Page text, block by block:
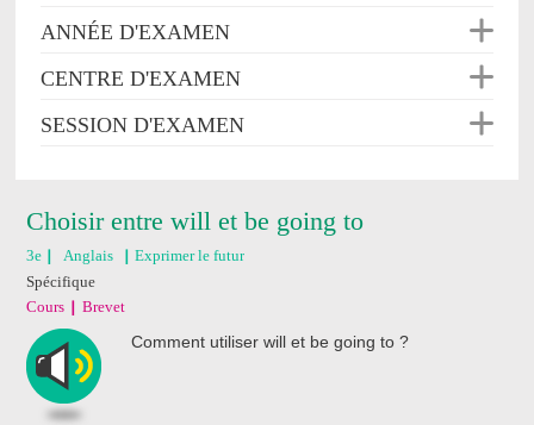
ANNÉE D'EXAMEN
CENTRE D'EXAMEN
SESSION D'EXAMEN
Choisir entre will et be going to
3e Anglais
Exprimer le futur
Spécifique
Cours
Brevet
Comment utiliser will et be going to ?